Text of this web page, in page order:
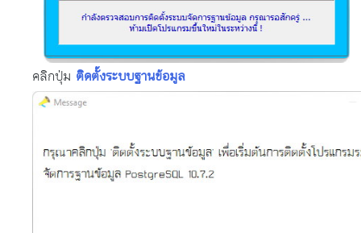
คลิกปุ่ม ติดตั้งระบบฐานข้อมูล